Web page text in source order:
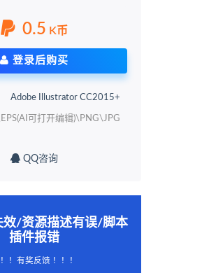
0.5 K币
登录后购买
Adobe Illustrator CC2015+
可打开编辑)\PNG\JPG
QQ咨询
效/资源描述有误/脚本
插件报错
！有奖反馈 ！！！